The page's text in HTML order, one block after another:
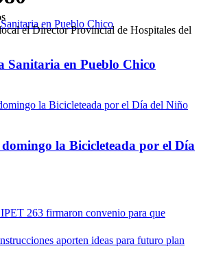
Sanitaria en Pueblo Chico
domingo la Bicicleteada por el Día